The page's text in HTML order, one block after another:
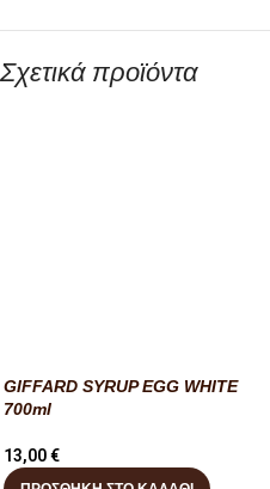
Σχετικά προϊόντα
GIFFARD SYRUP EGG WHITE
700ml
13,00€